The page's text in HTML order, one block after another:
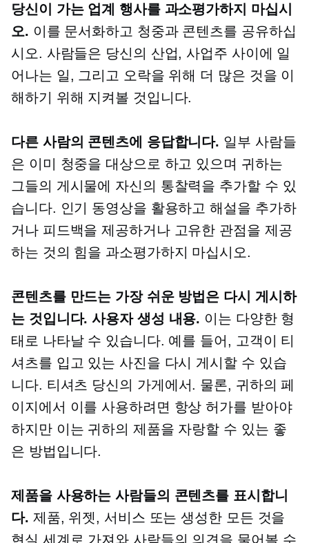
당신이 가는 업계 행사를 과소평가하지 마십시
오. 이를 문서화하고 청중과 콘텐츠를 공유하십
시오. 사람들은 당신의 산업, 사업주 사이에 일
어나는 일, 그리고 오락을 위해 더 많은 것을 이
해하기 위해 지켜볼 것입니다.
다른 사람의 콘텐츠에 응답합니다. 일부 사람들
은 이미 청중을 대상으로 하고 있으며 귀하는
그들의 게시물에 자신의 통찰력을 추가할 수 있
습니다. 인기 동영상을 활용하고 해설을 추가하
거나 피드백을 제공하거나 고유한 관점을 제공
하는 것의 힘을 과소평가하지 마십시오.
콘텐츠를 만드는 가장 쉬운 방법은 다시 게시하
는 것입니다.사용자 생성 내용. 이는 다양한 형
태로 나타날 수 있습니다. 예를 들어, 고객이 티
셔츠를 입고 있는 사진을 다시 게시할 수 있습
니다. 티셔츠 당신의 가게에서. 물론, 귀하의 페
이지에서 이를 사용하려면 항상 허가를 받아야
하지만 이는 귀하의 제품을 자랑할 수 있는 좋
은 방법입니다.
제품을 사용하는 사람들의 콘텐츠를 표시합니
다. 제품, 위젯, 서비스 또는 생성한 모든 것을
현실 세계로 가져와 사람들의 의견을 물어볼 수